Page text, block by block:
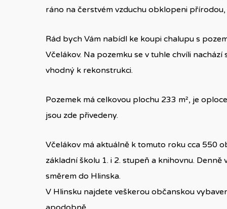
ráno na čerstvém vzduchu obklopeni
Rád bych Vám nabídl ke koupi chalupu s
Včelákov. Na pozemku se v tuhle chvíli
vhodný k rekonstrukci.
Pozemek má celkovou plochu 233 m², je
jsou zde přivedeny.
Včelákov má aktuálně k tomuto roku cca 550
základní školu 1. i 2. stupeň a knihovnu.
směrem do Hlinska.
V Hlinsku najdete veškerou občanskou